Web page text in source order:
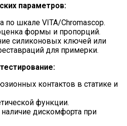
параметров:
по шкале VITA/Chromascop.
формы и пропорций.
силиконовых ключей или
для примерки.
контактов в статике и
функции.
дискомфорта при